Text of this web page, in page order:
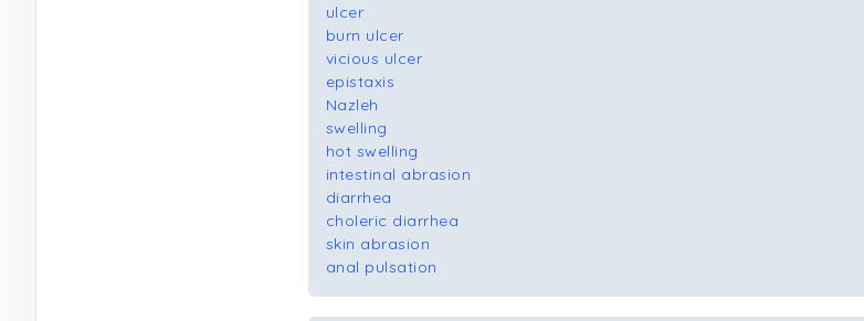
ulcer
burn ulcer
vicious ulcer
epistaxis
Nazleh
swelling
hot swelling
intestinal abrasion
diarrhea
choleric diarrhea
skin abrasion
anal pulsation